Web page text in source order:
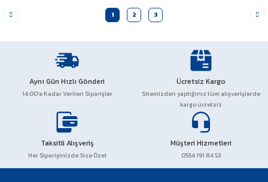
1 2 3
Aynı Gün Hızlı Gönderi
14:00’e Kadar Verilen Siparişler
Ücretsiz Kargo
Sitemizden yaptığınız tüm alışverişlerde
kargo ücretsiz
Taksitli Alışveriş
Her Siparişinizde Size Özel
Müşteri Hizmetleri
0554 191 84 53